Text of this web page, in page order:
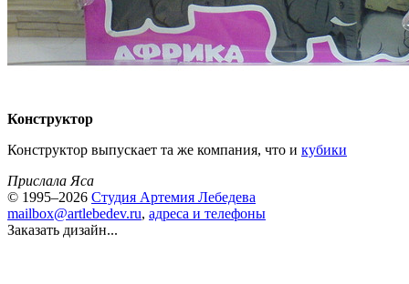
Конструктор
Конструктор выпускает та же компания, что и кубики
Прислала Яса
© 1995–2026 Студия Артемия Лебедева
mailbox@artlebedev.ru, адреса и телефоны
Заказать дизайн...